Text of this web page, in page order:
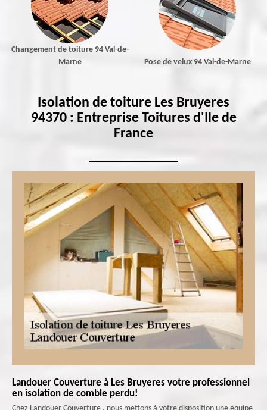
Changement de toiture 94 Val-de-
Marne
Pose de velux 94 Val-de-Marne
Isolation de toiture Les Bruyeres
94370 : Entreprise Toitures d'Ile de
France
Landouer Couverture à Les Bruyeres votre professionnel
en isolation de comble perdu!